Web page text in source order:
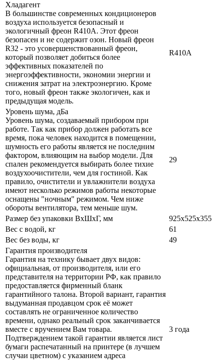
Хладагент
В большинстве современных кондиционеров
воздуха используется безопасный и
экологичный фреон R410A. Этот фреон
безопасен и не содержит озон. Новый фреон
R32 - это усовершенствованный фреон,
который позволяет добиться более
эффективных показателей по
энергоэффективности, экономии энергии и
снижения затрат на электроэнергию. Кроме
того, новый фреон также экологичен, как и
предыдущая модель.
R410A
Уровень шума, дБа
Уровень шума, создаваемый прибором при
работе. Так как прибор должен работать все
время, пока человек находится в помещении,
шумность его работы является не последним
фактором, влияющим на выбор модели. Для
спален рекомендуется выбирать более тихие
воздухоочистители, чем для гостиной. Как
правило, очистители и увлажнители воздуха
имеют несколько режимов работы некоторые
оснащены "ночным" режимом. Чем ниже
обороты вентилятора, тем меньше шум.
29
Размер без упаковки ВхШхГ, мм
925x525x355
Вес с водой, кг
61
Вес без воды, кг
49
Гарантия производителя
Гарантия на технику бывает двух видов:
официальная, от производителя, или его
представителя на территории РФ, как правило
предоставляется фирменный бланк
гарантийного талона. Второй вариант, гарантия
выдуманная продавцом срок её может
составлять не ограниченное количество
времени, однако реальный срок заканчивается
вместе с вручением Вам товара.
Подтверждением такой гарантии является лист
бумаги распечатанный на принтере (в лучшем
случаи цветном) с указанием адреса
3 года